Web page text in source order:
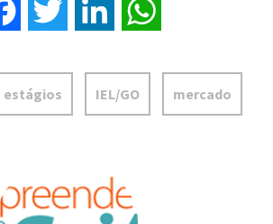
Facebook Twitter LinkedIn
estágios IEL/GO mercado